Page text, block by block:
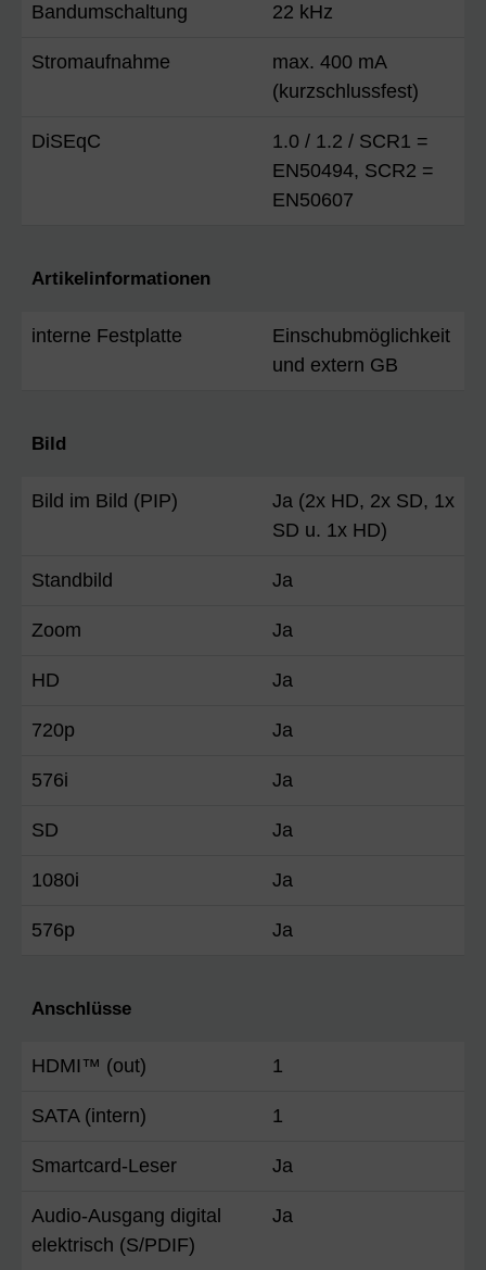
Bandumschaltung 22 kHz
Stromaufnahme
max. 400 mA
(kurzschlussfest)
DiSEqC
1.0 / 1.2 / SCR1 =
EN50494, SCR2 =
EN50607
Artikelinformationen
interne Festplatte
Einschubmöglichkeit
und extern GB
Bild
Bild im Bild (PIP)
Ja (2x HD, 2x SD, 1x
SD u. 1x HD)
Standbild Ja
Zoom Ja
HD Ja
720p Ja
576i Ja
SD Ja
1080i Ja
576p Ja
Anschlüsse
HDMI™ (out) 1
SATA (intern) 1
Smartcard-Leser Ja
Audio-Ausgang digital
elektrisch (S/PDIF)
Ja